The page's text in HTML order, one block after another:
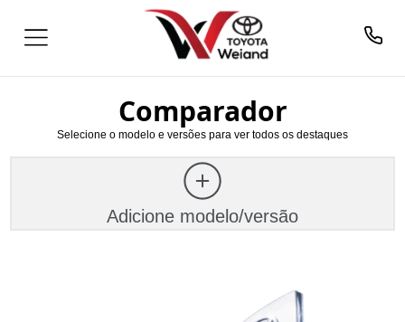
Comparador
Selecione o modelo e versões para ver todos os destaques
Adicione modelo/versão